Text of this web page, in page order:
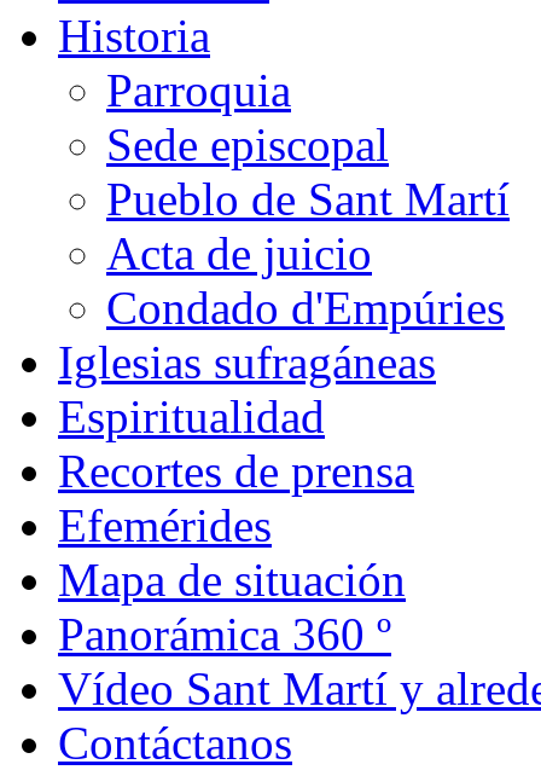
Historia
Parroquia
Sede episcopal
Pueblo de Sant Martí
Acta de juicio
Condado d'Empúries
Iglesias sufragáneas
Espiritualidad
Recortes de prensa
Efemérides
Mapa de situación
Panorámica 360 º
Vídeo Sant Martí y
Contáctanos